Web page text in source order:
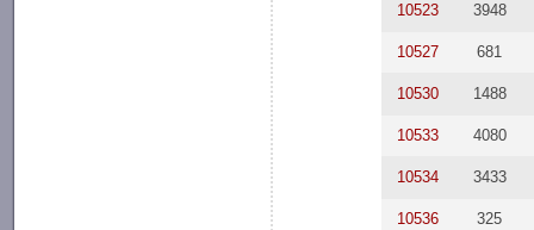
10523 3948
10527 681
10530 1488
10533 4080
10534 3433
10536 325